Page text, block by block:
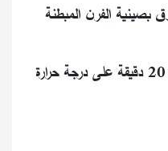
الفرن المبطنة
- أدخلي الصينية للفرن مدة 20 دقيقة على درجة حرارة